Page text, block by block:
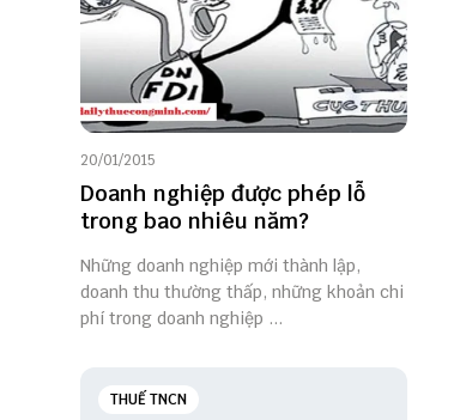
20/01/2015
Doanh nghiệp được phép lỗ
trong bao nhiêu năm?
Những doanh nghiệp mới thành lập,
doanh thu thường thấp, những khoản chi
phí trong doanh nghiệp ...
THUẾ TNCN